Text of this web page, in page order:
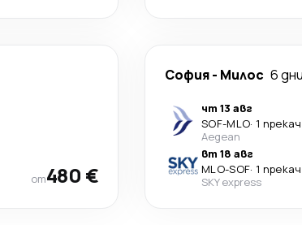
от480 €
София- Милос 6 дни
чт 13 авг
SOF-MLO· 1
Aegean
вт 18 авг
MLO-SOF· 1
SKY express